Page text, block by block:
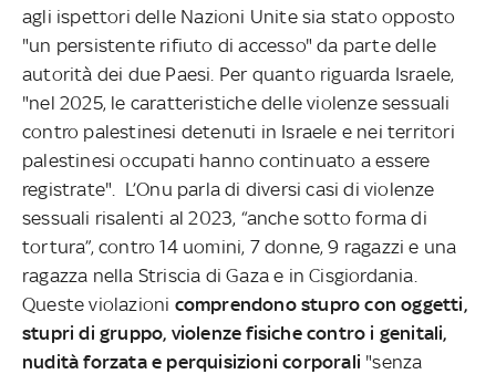
agli ispettori delle Nazioni Unite sia stato opposto
"un persistente rifiuto di accesso" da parte delle
autorità dei due Paesi. Per quanto riguarda Israele,
"nel 2025, le caratteristiche delle violenze sessuali
contro palestinesi detenuti in Israele e nei territori
palestinesi occupati hanno continuato a essere
registrate". L’Onu parla di diversi casi di violenze
sessuali risalenti al 2023, “anche sotto forma di
tortura”, contro 14 uomini, 7 donne, 9 ragazzi e una
ragazza nella Striscia di Gaza e in Cisgiordania.
Queste violazioni comprendono stupro con oggetti,
stupri di gruppo, violenze fisiche contro i genitali,
nudità forzata e perquisizioni corporali "senza